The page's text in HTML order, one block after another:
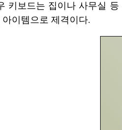
키보드는 집이나 사무실
이템으로 제격이다.